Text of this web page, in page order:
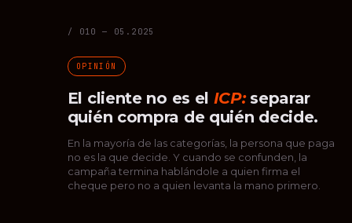
/ 010 — 05.2025
OPINIÓN
El cliente no es el ICP:separar
quién compra de quién decide.
En la mayoría de las categorías, la persona que paga
no es la que decide. Y cuando se confunden, la
campaña termina hablándole a quien firma el
cheque pero no a quien levanta la mano primero.